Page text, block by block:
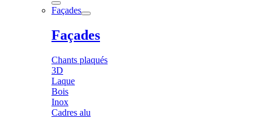
Façades
Façades
Chants plaqués
3D
Laque
Bois
Inox
Cadres alu